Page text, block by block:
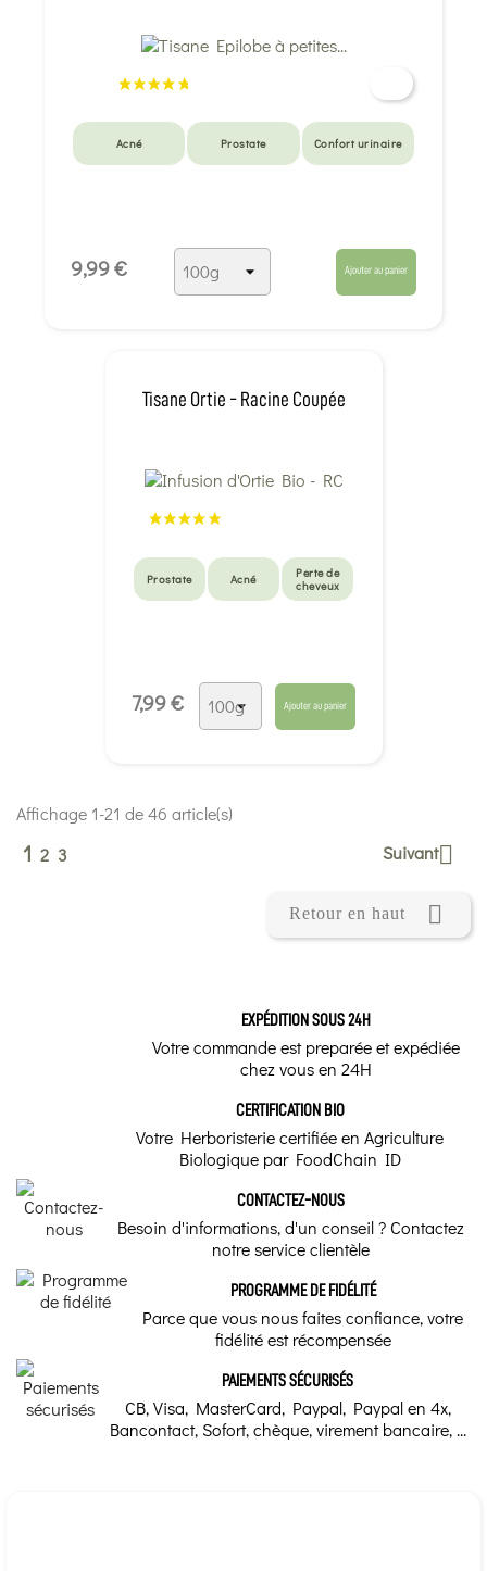
Acné Prostate Confort urinaire
9,99 € Ajouter au panier
Tisane Ortie - Racine Coupée
Prostate Acné
Perte de
cheveux
7,99 € Ajouter au panier
Affichage 1-21 de 46 article(s)
1 2 3 Suivant
Retour en haut 
EXPÉDITION SOUS 24H
Votre commande est preparée et expédiée
chez vous en 24H
CERTIFICATION BIO
Votre Herboristerie certifiée en Agriculture
Biologique par FoodChain ID
CONTACTEZ-NOUS
Besoin d'informations, d'un conseil ? Contactez
notre service clientèle
PROGRAMME DE FIDÉLITÉ
Parce que vous nous faites confiance, votre
fidélité est récompensée
PAIEMENTS SÉCURISÉS
CB, Visa, MasterCard, Paypal, Paypal en 4x,
Bancontact, Sofort, chèque, virement bancaire, ...